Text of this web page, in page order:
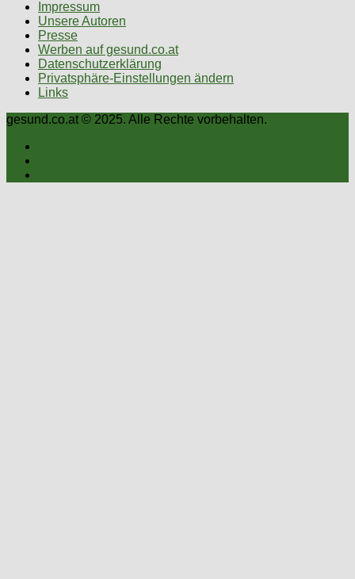
Impressum
Unsere Autoren
Presse
Werben auf gesund.co.at
Datenschutzerklärung
Privatsphäre-Einstellungen ändern
Links
gesund.co.at © 2025. Alle Rechte vorbehalten.